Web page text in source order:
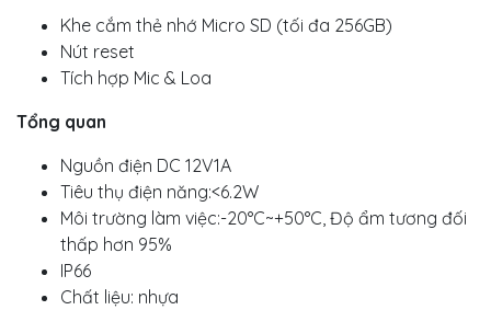
Khe cắm thẻ nhớ Micro SD (tối đa 256GB)
Nút reset
Tích hợp Mic & Loa
Tổng quan
Nguồn điện DC 12V1A
Tiêu thụ điện năng:<6.2W
Môi trường làm việc:-20°C~+50°C, Độ ẩm tương đối
thấp hơn 95%
IP66
Chất liệu: nhựa